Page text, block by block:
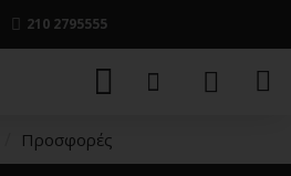
210 2795555
Προσφορές